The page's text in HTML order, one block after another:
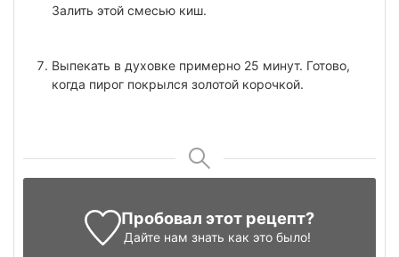
Залить этой смесью киш.
Выпекать в духовке примерно 25 минут. Готово,
когда пирог покрылся золотой корочкой.
Пробовал этот рецепт?
Дайте нам знать как это было!